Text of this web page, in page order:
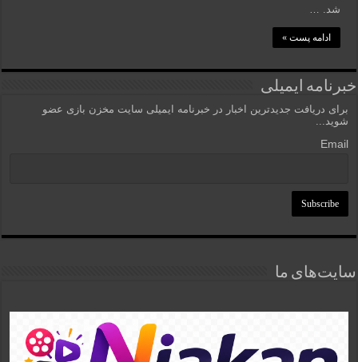
شد. …
ادامه پست »
خبرنامه ایمیلی
برای دریافت جدیدترین اخبار در خبرنامه ایمیلی سایت مخزن بازی عضو
شوید...
Email
سایت‌های ما